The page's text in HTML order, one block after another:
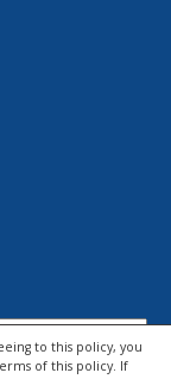
to this policy, you
of this policy. If